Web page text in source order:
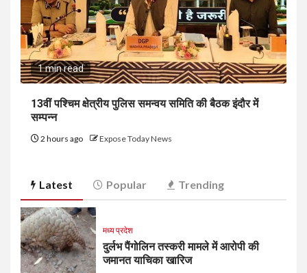
1 min read
13वीं पश्चिम क्षेत्रीय पुलिस समन्वय समिति की बैठक इंदौर में
सम्पन्न
2 hours ago Expose Today News
Latest Popular Trending
मध्य प्रदेश
दुर्लभ पैंगोलिन तस्करी मामले में आरोपी की
जमानत याचिका खारिज